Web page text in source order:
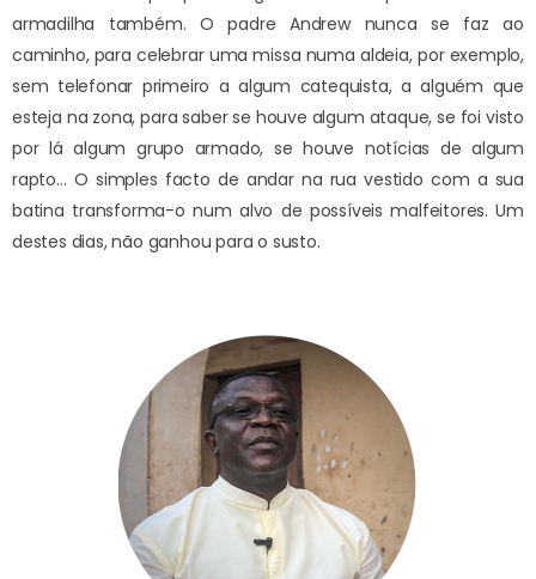
armadilha também. O padre Andrew nunca se faz ao
caminho, para celebrar uma missa numa aldeia, por exemplo,
sem telefonar primeiro a algum catequista, a alguém que
esteja na zona, para saber se houve algum ataque, se foi visto
por lá algum grupo armado, se houve notícias de algum
rapto… O simples facto de andar na rua vestido com a sua
batina transforma-o num alvo de possíveis malfeitores. Um
destes dias, não ganhou para o susto.